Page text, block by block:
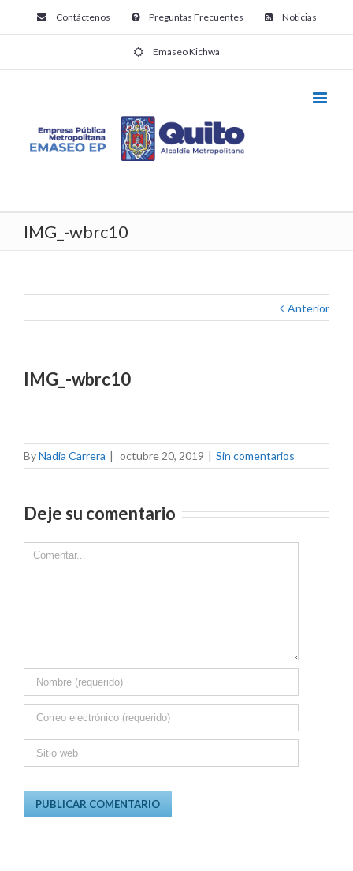
Contáctenos Preguntas Frecuentes Noticias
Emaseo Kichwa
IMG_-wbrc10
Anterior
IMG_-wbrc10
ByNadia Carrera | octubre 20, 2019 | Sin comentarios
Deje su comentario
Comment